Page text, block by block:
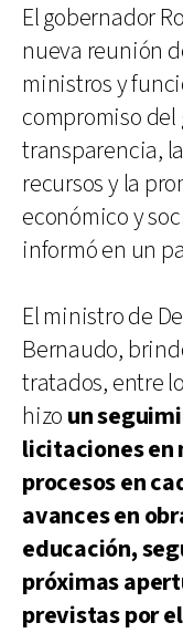
El gobernador
nueva reunión
ministros y
compromiso
transparencia,
recursos y la
económico y
informó en un
El ministro de
Bernaudo,
tratados, entre
hizo un
licitaciones en
procesos en
avances en
educación,
próximas
previstas por